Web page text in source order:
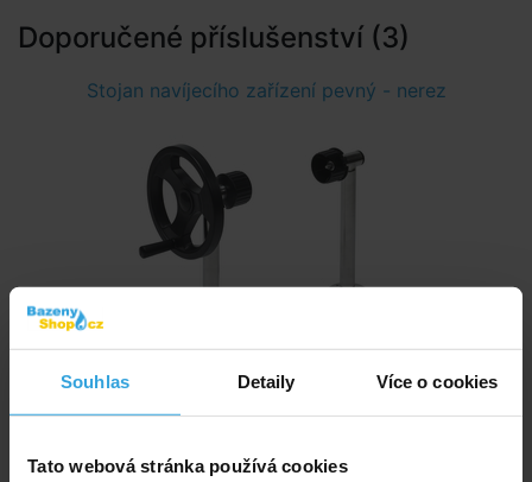
Souhlas Detaily Více o cookies
Tato webová stránka používá cookies
Doporučené příslušenství (3)
Stojan navíjecího zařízení pevný - nerez
Skladem 1 ks
v pondělí u vás
4 260,- Kč